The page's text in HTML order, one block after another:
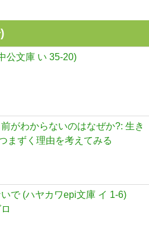
公文庫 い 35-20)
がわからないのはなぜか?: 生き
まずく理由を考えてみる
で (ハヤカワepi文庫 イ 1-6)